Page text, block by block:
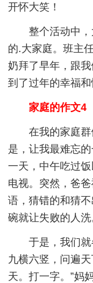
开怀大笑！
整个活动中
的.大家庭。班主
奶拜了早年，跟
到了过年的幸福和
家庭的作文4
在我的家庭
是，让我最难忘
一天，中午吃过
电视。突然，爸
语，猜错的和猜
碗就让失败的人洗
于是，我们
九横六竖，问遍
天。打一字。”妈